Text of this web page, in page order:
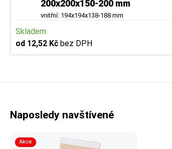
200x200x150-200 mm
vnitřní: 194x194x138-188 mm
Skladem
od 12,52 Kč bez DPH
Naposledy navštívené
Akce